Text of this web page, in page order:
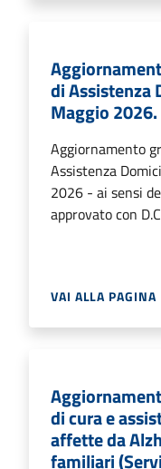
di
Maggio 2026.
Aggiornamento
Assistenza
2026 - ai sensi
approvato con
VAI ALLA PAGINA
di cura e
affette da
familiari